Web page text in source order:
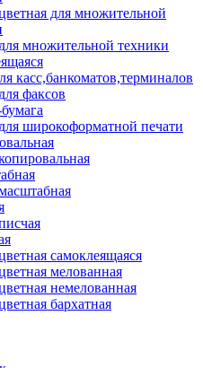
для множительной
множительной техники
касс,банкоматов,терминалов
факсов
широкоформатной печати
самоклеящаяся
мелованная
немелованная
бархатная